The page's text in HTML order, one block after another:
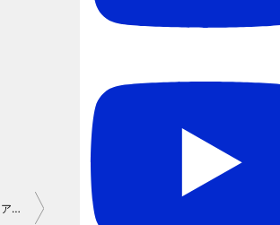
【スバル最前線】北米で解禁された「ハイウェイ・ハンズフリー・アシスト」と日本の「アイサイトX」の違いとは？